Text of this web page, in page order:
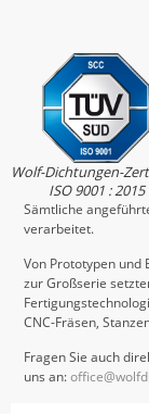
Wolf-Dichtungen-
ISO 9001 : 2015
Sämtliche
verarbeitet.
Von Prototypen und
zur Großserie
CNC-Fräsen,
Fragen Sie auch
uns an: